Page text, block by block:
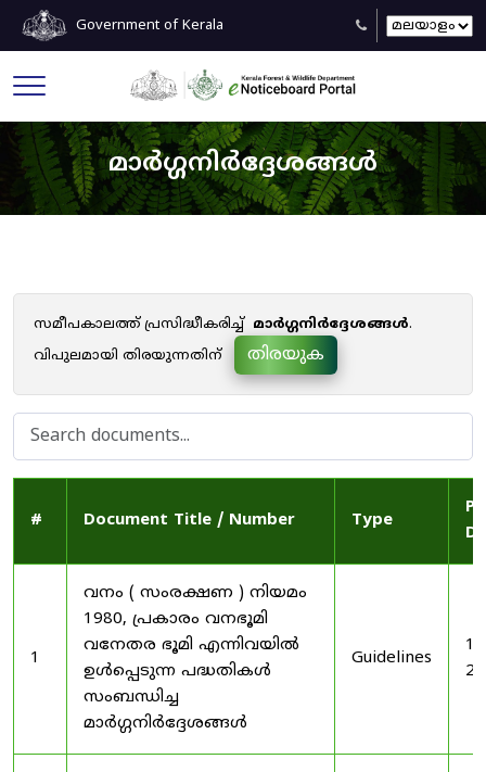
Government of Kerala
മാർഗ്ഗനിർദ്ദേശങ്ങൾ
സമീപകാലത്ത് പ്രസിദ്ധീകരിച്ച് മാർഗ്ഗനിർദ്ദേശങ്ങൾ.
വിപുലമായി തിരയുന്നതിന്
തിരയുക
# Document Title / Number Type
1
വനം ( സംരക്ഷണ ) നിയമം
1980, പ്രകാരം വനഭൂമി
വനേതര ഭൂമി എന്നിവയിൽ
ഉൾപ്പെടുന്ന പദ്ധതികൾ
സംബന്ധിച്ച
മാർഗ്ഗനിർദ്ദേശങ്ങൾ
Guidelines